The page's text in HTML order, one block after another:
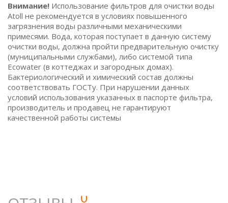
Внимание! Использование фильтров для очистки воды
Atoll не рекомендуется в условиях повышенного
загрязнения воды различными механическими
примесями. Вода, которая поступает в данную систему
очистки воды, должна пройти предварительную очистку
(муниципальными службами), либо системой типа
Ecowater (в коттеджах и загородных домах).
Бактериологический и химический состав должны
соответствовать ГОСТу. При нарушении данных
условий использования указанных в паспорте фильтра,
производитель и продавец не гарантируют
качественной работы системы
0